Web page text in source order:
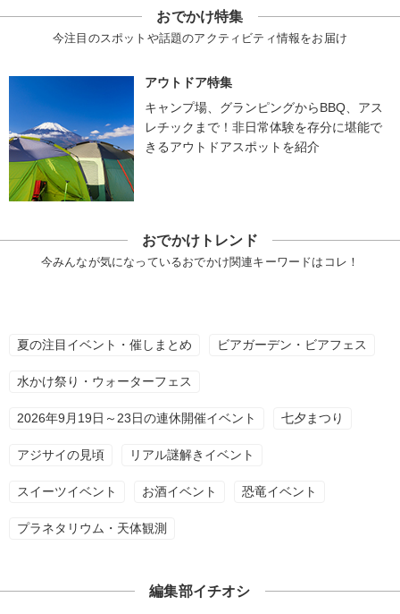
おでかけ特集
今注目のスポットや話題のアクティビティ情報をお届け
アウトドア特集
キャンプ場、グランピングからBBQ、アス
レチックまで！非日常体験を存分に堪能で
きるアウトドアスポットを紹介
おでかけトレンド
今みんなが気になっているおでかけ関連キーワードはコレ！
夏の注目イベント・催しまとめ ビアガーデン・ビアフェス
水かけ祭り・ウォーターフェス
2026年9月19日～23日の連休開催イベント 七夕まつり
アジサイの見頃 リアル謎解きイベント
スイーツイベント お酒イベント 恐竜イベント
プラネタリウム・天体観測
編集部イチオシ